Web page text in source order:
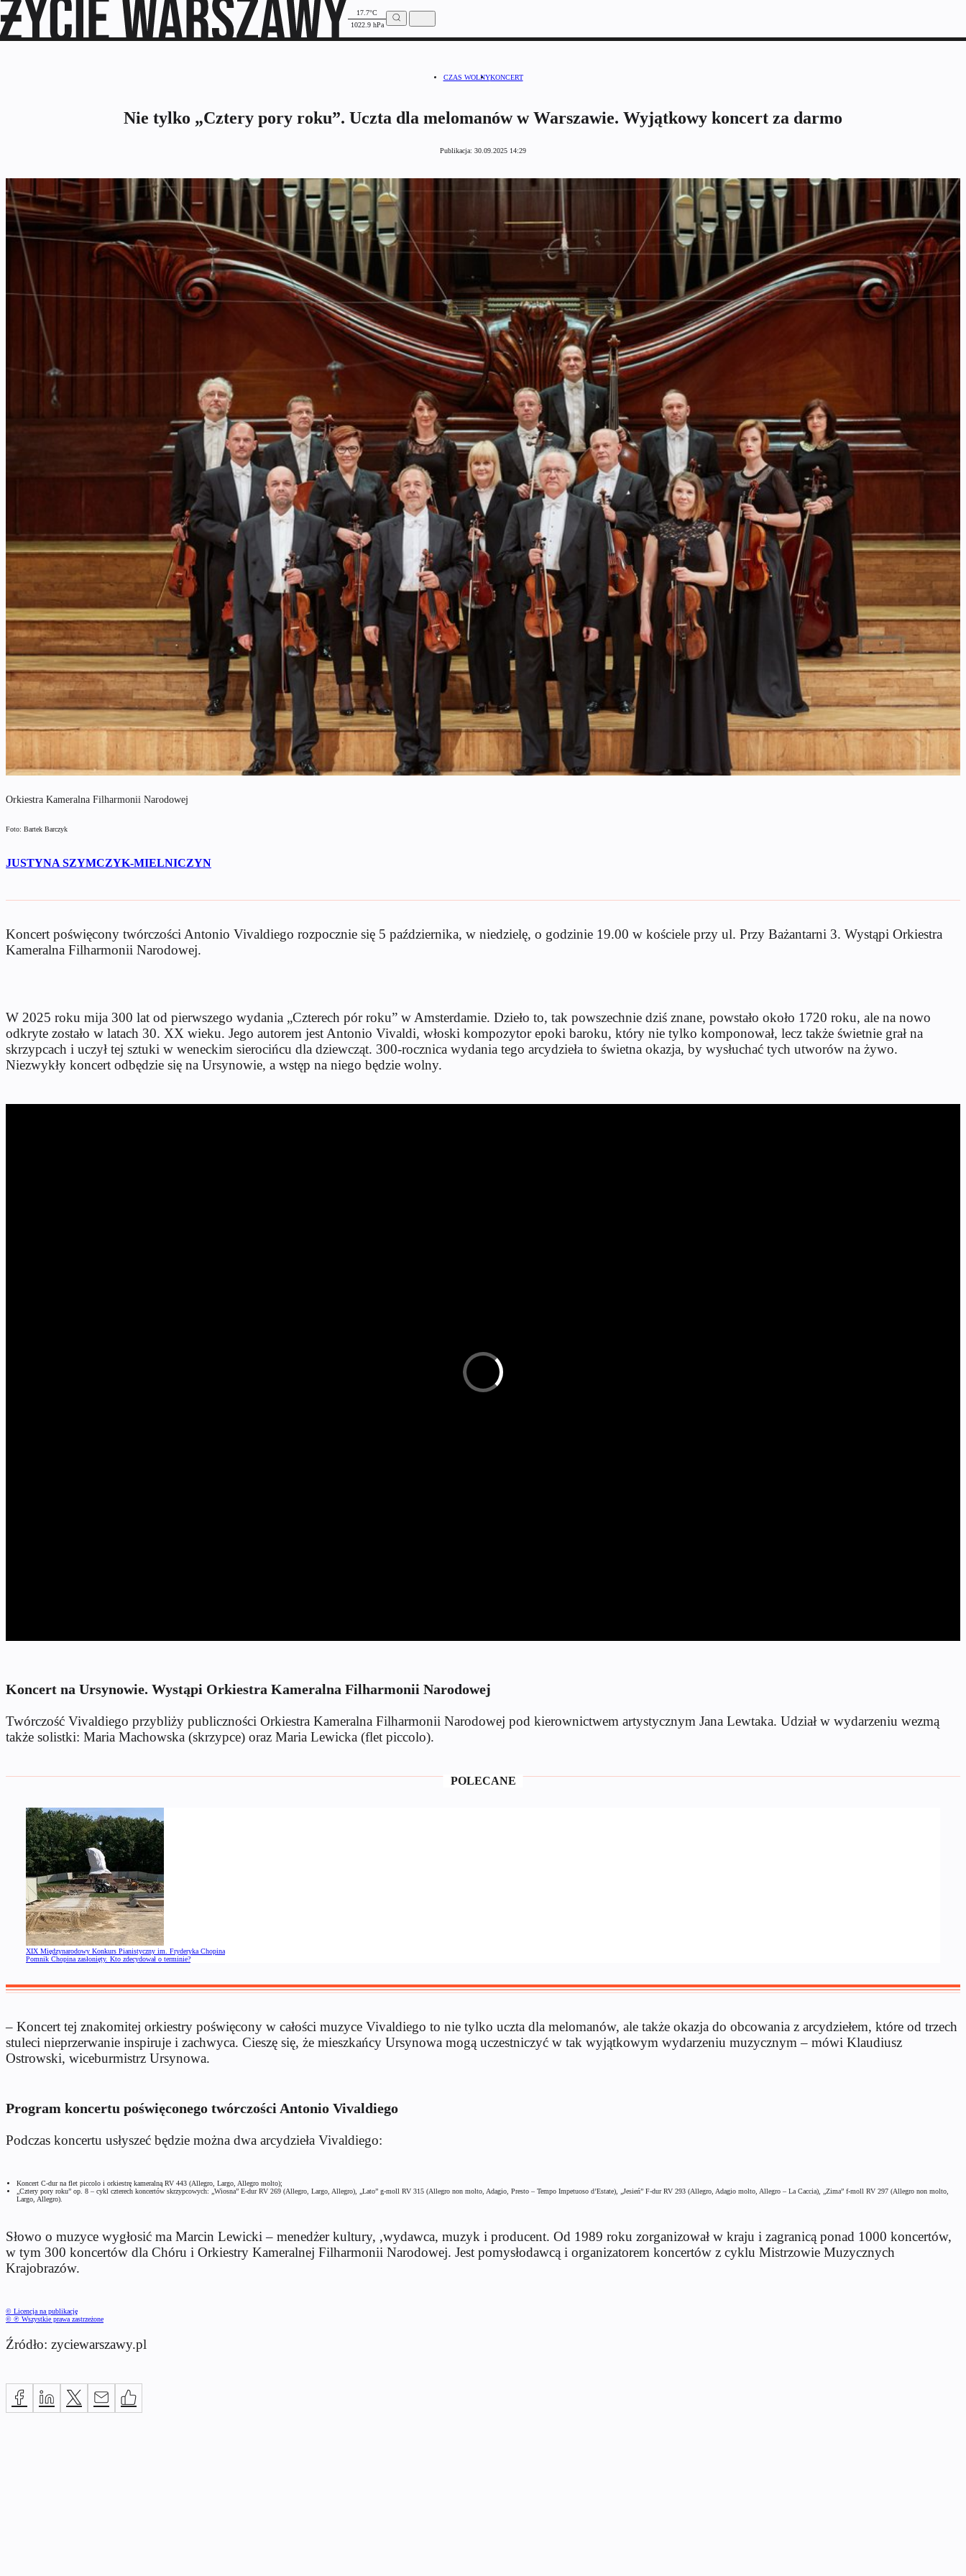
17.7°C
1022.9 hPa
CZAS WOLNYKONCERT
Nie tylko „Cztery pory roku”. Uczta dla melomanów w Warszawie. Wyjątkowy koncert za darmo
Publikacja: 30.09.2025 14:29
Orkiestra Kameralna Filharmonii Narodowej
Foto: Bartek Barczyk
JUSTYNA SZYMCZYK-MIELNICZYN
Koncert poświęcony twórczości Antonio Vivaldiego rozpocznie się 5 października, w niedzielę, o godzinie 19.00 w kościele przy ul. Przy Bażantarni 3. Wystąpi Orkiestra
Kameralna Filharmonii Narodowej.
W 2025 roku mija 300 lat od pierwszego wydania „Czterech pór roku” w Amsterdamie. Dzieło to, tak powszechnie dziś znane, powstało około 1720 roku, ale na nowo
odkryte zostało w latach 30. XX wieku. Jego autorem jest Antonio Vivaldi, włoski kompozytor epoki baroku, który nie tylko komponował, lecz także świetnie grał na
skrzypcach i uczył tej sztuki w weneckim sierocińcu dla dziewcząt. 300-rocznica wydania tego arcydzieła to świetna okazja, by wysłuchać tych utworów na żywo.
Niezwykły koncert odbędzie się na Ursynowie, a wstęp na niego będzie wolny.
Koncert na Ursynowie. Wystąpi Orkiestra Kameralna Filharmonii Narodowej
Twórczość Vivaldiego przybliży publiczności Orkiestra Kameralna Filharmonii Narodowej pod kierownictwem artystycznym Jana Lewtaka. Udział w wydarzeniu wezmą
także solistki: Maria Machowska (skrzypce) oraz Maria Lewicka (flet piccolo).
POLECANE
XIX Międzynarodowy Konkurs Pianistyczny im. Fryderyka Chopina
Pomnik Chopina zasłonięty. Kto zdecydował o terminie?
– Koncert tej znakomitej orkiestry poświęcony w całości muzyce Vivaldiego to nie tylko uczta dla melomanów, ale także okazja do obcowania z arcydziełem, które od trzech
stuleci nieprzerwanie inspiruje i zachwyca. Cieszę się, że mieszkańcy Ursynowa mogą uczestniczyć w tak wyjątkowym wydarzeniu muzycznym – mówi Klaudiusz
Ostrowski, wiceburmistrz Ursynowa.
Program koncertu poświęconego twórczości Antonio Vivaldiego
Podczas koncertu usłyszeć będzie można dwa arcydzieła Vivaldiego:
Koncert C-dur na flet piccolo i orkiestrę kameralną RV 443 (Allegro, Largo, Allegro molto);
„Cztery pory roku” op. 8 – cykl czterech koncertów skrzypcowych: „Wiosna” E-dur RV 269 (Allegro, Largo, Allegro), „Lato” g-moll RV 315 (Allegro non molto, Adagio, Presto – Tempo Impetuoso d’Estate), „Jesień” F-dur RV 293 (Allegro, Adagio molto, Allegro – La Caccia), „Zima” f-moll RV 297 (Allegro non molto,
Largo, Allegro).
Słowo o muzyce wygłosić ma Marcin Lewicki – menedżer kultury, ,wydawca, muzyk i producent. Od 1989 roku zorganizował w kraju i zagranicą ponad 1000 koncertów,
w tym 300 koncertów dla Chóru i Orkiestry Kameralnej Filharmonii Narodowej. Jest pomysłodawcą i organizatorem koncertów z cyklu Mistrzowie Muzycznych
Krajobrazów.
© Licencja na publikację
© ℗ Wszystkie prawa zastrzeżone
Źródło: zyciewarszawy.pl